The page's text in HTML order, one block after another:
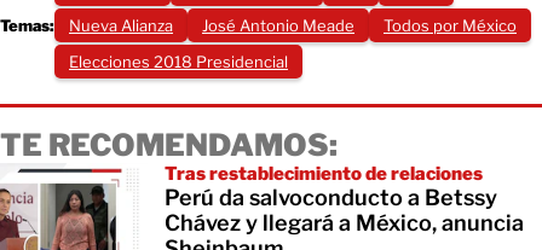
Temas:
Nueva Alianza
José Antonio Meade
Todos por México
Elecciones 2018 Presidencial
TE RECOMENDAMOS:
Tras restablecimiento de relaciones
Perú da salvoconducto a Betssy
Chávez y llegará a México, anuncia